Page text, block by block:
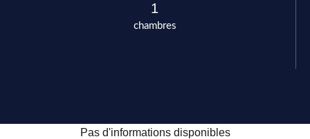
chambres
1
Pas d'informations disponibles